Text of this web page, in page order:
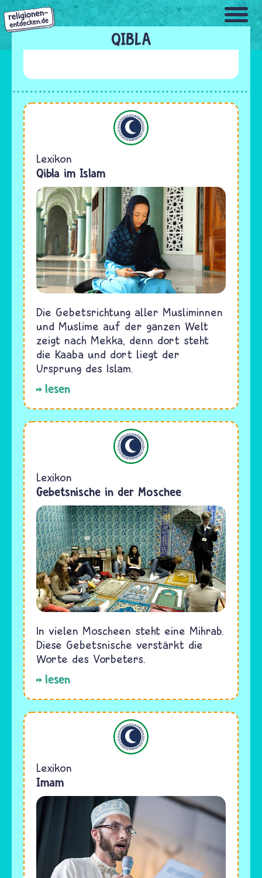
Direkt
zum
Inhalt
QIBLA
Lexikon
Qibla im Islam
Die Gebetsrichtung aller Musliminnen
und Muslime auf der ganzen Welt
zeigt nach Mekka, denn dort steht
die Kaaba und dort liegt der
Ursprung des Islam.
lesen
Lexikon
Gebetsnische in der Moschee
In vielen Moscheen steht eine Mihrab.
Diese Gebetsnische verstärkt die
Worte des Vorbeters.
lesen
Lexikon
Imam